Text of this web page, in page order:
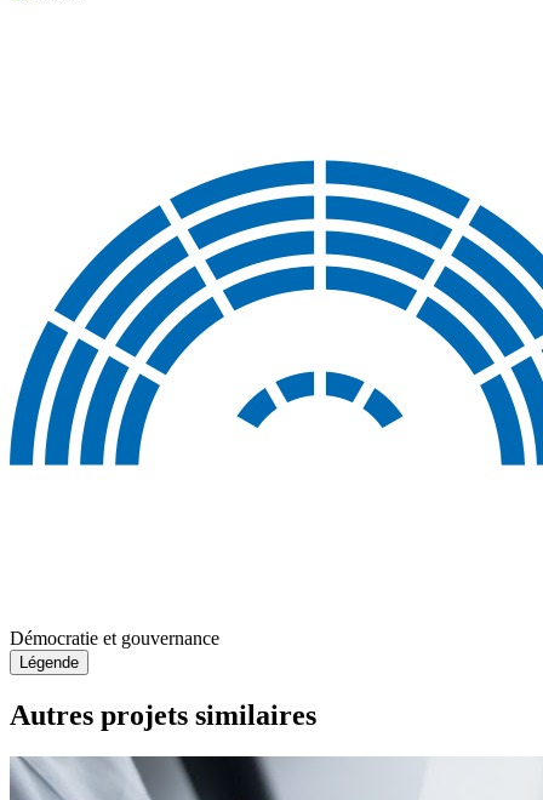
Démocratie et gouvernance
Légende
Autres projets similaires